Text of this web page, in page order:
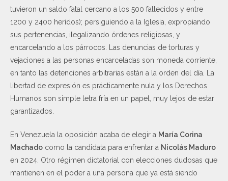
tuvieron un saldo fatal cercano a los 500 fallecidos y entre
1200 y 2400 heridos); persiguiendo a la Iglesia, expropiando
sus pertenencias, ilegalizando órdenes religiosas, y
encarcelando a los párrocos. Las denuncias de torturas y
vejaciones a las personas encarceladas son moneda corriente,
en tanto las detenciones arbitrarias están a la orden del día. La
libertad de expresión es prácticamente nula y los Derechos
Humanos son simple letra fría en un papel, muy lejos de estar
garantizados.
En Venezuela la oposición acaba de elegir a María Corina
Machado como la candidata para enfrentar a Nicolás Maduro
en 2024. Otro régimen dictatorial con elecciones dudosas que
mantienen en el poder a una persona que ya está siendo